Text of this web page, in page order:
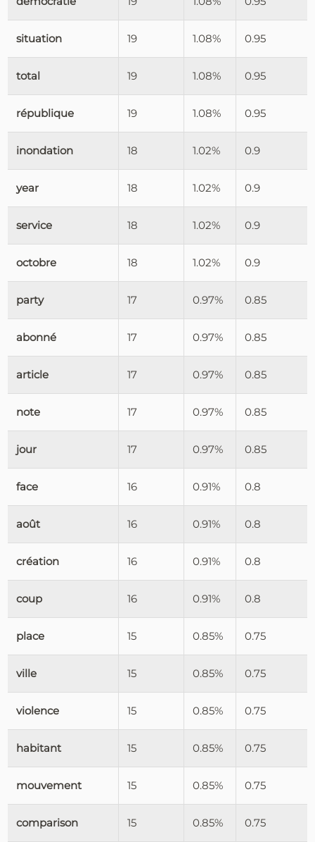
situation 19 1.08% 0.95
total 19 1.08% 0.95
république 19 1.08% 0.95
inondation 18 1.02% 0.9
year 18 1.02% 0.9
service 18 1.02% 0.9
octobre 18 1.02% 0.9
party 17 0.97% 0.85
abonné 17 0.97% 0.85
article 17 0.97% 0.85
note 17 0.97% 0.85
jour 17 0.97% 0.85
face 16 0.91% 0.8
août 16 0.91% 0.8
création 16 0.91% 0.8
coup 16 0.91% 0.8
place 15 0.85% 0.75
ville 15 0.85% 0.75
violence 15 0.85% 0.75
habitant 15 0.85% 0.75
mouvement 15 0.85% 0.75
comparison 15 0.85% 0.75